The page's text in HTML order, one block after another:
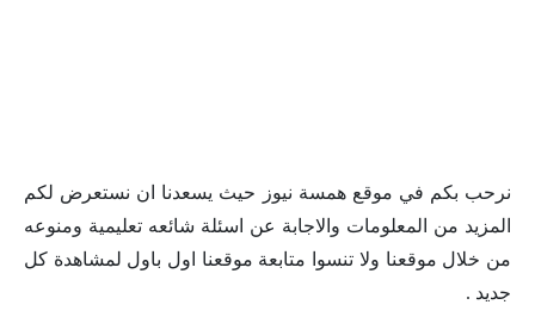
نرحب بكم في موقع همسة نيوز حيث يسعدنا ان نستعرض لكم
المزيد من المعلومات والاجابة عن اسئلة شائعه تعليمية ومنوعه
من خلال موقعنا ولا تنسوا متابعة موقعنا اول باول لمشاهدة كل
جديد .